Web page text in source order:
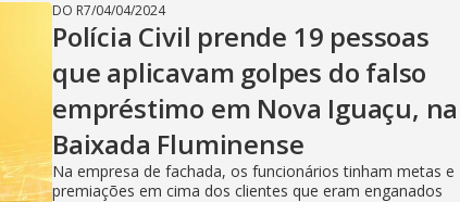
DO R7/04/04/2024
Polícia Civil prende 19 pessoas
que aplicavam golpes do falso
empréstimo em Nova Iguaçu, na
Baixada Fluminense
Na empresa de fachada, os funcionários tinham metas e
premiações em cima dos clientes que eram enganados